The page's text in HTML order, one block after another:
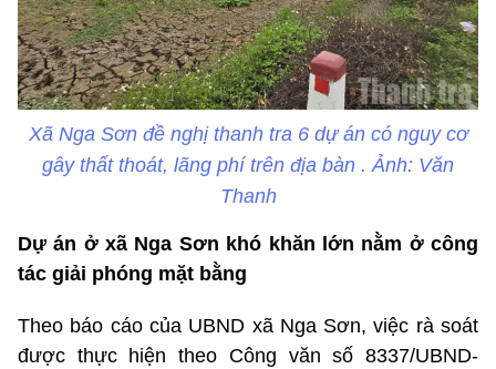
Xã Nga Sơn đề nghị thanh tra 6 dự án có nguy cơ
gây thất thoát, lãng phí trên địa bàn . Ảnh: Văn
Thanh
Dự án ở xã Nga Sơn khó khăn lớn nằm ở công
tác giải phóng mặt bằng
Theo báo cáo của UBND xã Nga Sơn, việc rà soát
được thực hiện theo Công văn số 8337/UBND-